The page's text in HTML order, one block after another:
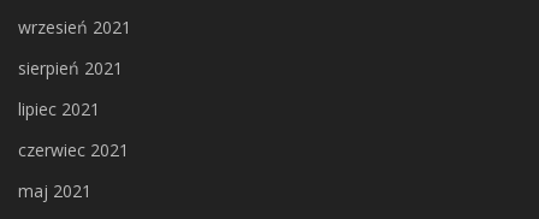
wrzesień 2021
sierpień 2021
lipiec 2021
czerwiec 2021
maj 2021